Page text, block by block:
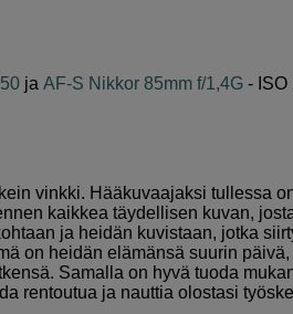
ja AF-S Nikkor 85mm f/1,4G - ISO
vinkki. Hääkuvaajaksi tullessa
kaikkea täydellisen kuvan,
ja heidän kuvistaan, jotka
on heidän elämänsä suurin
Samalla on hyvä tuoda
rentoutua ja nauttia olostasi